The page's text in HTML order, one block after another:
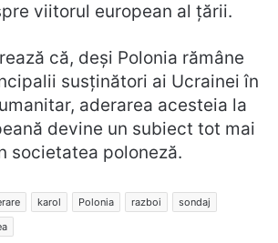
viitorul european al țării.
că, deși Polonia rămâne
susținători ai Ucrainei în
aderarea acesteia la
devine un subiect tot mai
societatea poloneză.
karol Polonia razboi
sondaj